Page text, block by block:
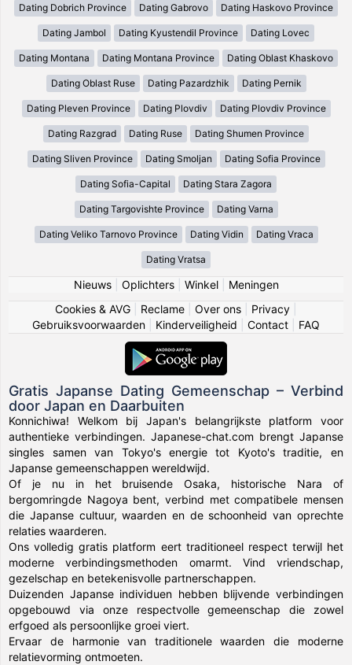
Dating Dobrich Province Dating Gabrovo Dating Haskovo Province
Dating Jambol Dating Kyustendil Province Dating Lovec
Dating Montana Dating Montana Province Dating Oblast Khaskovo
Dating Oblast Ruse Dating Pazardzhik Dating Pernik
Dating Pleven Province Dating Plovdiv Dating Plovdiv Province
Dating Razgrad Dating Ruse Dating Shumen Province
Dating Sliven Province Dating Smoljan Dating Sofia Province
Dating Sofia-Capital Dating Stara Zagora
Dating Targovishte Province Dating Varna
Dating Veliko Tarnovo Province Dating Vidin Dating Vraca
Dating Vratsa
Nieuws| Oplichters| Winkel| Meningen
Cookies & AVG
Reclame Over ons Privacy
Gebruiksvoorwaarden
Kinderveiligheid Contact FAQ
Gratis Japanse Dating Gemeenschap – Verbind
door Japan en Daarbuiten
Konnichiwa! Welkom bij Japan's belangrijkste platform voor
authentieke verbindingen. Japanese-chat.com brengt Japanse
singles samen van Tokyo's energie tot Kyoto's traditie, en
Japanse gemeenschappen wereldwijd.
Of je nu in het bruisende Osaka, historische Nara of
bergomringde Nagoya bent, verbind met compatibele mensen
die Japanse cultuur, waarden en de schoonheid van oprechte
relaties waarderen.
Ons volledig gratis platform eert traditioneel respect terwijl het
moderne verbindingsmethoden omarmt. Vind vriendschap,
gezelschap en betekenisvolle partnerschappen.
Duizenden Japanse individuen hebben blijvende verbindingen
opgebouwd via onze respectvolle gemeenschap die zowel
erfgoed als persoonlijke groei viert.
Ervaar de harmonie van traditionele waarden die moderne
relatievorming ontmoeten.